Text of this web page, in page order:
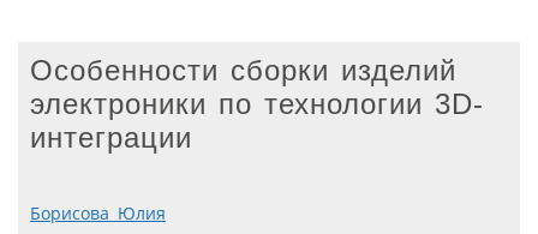
Особенности сборки изделий
электроники по технологии 3D-
интеграции
Борисова Юлия